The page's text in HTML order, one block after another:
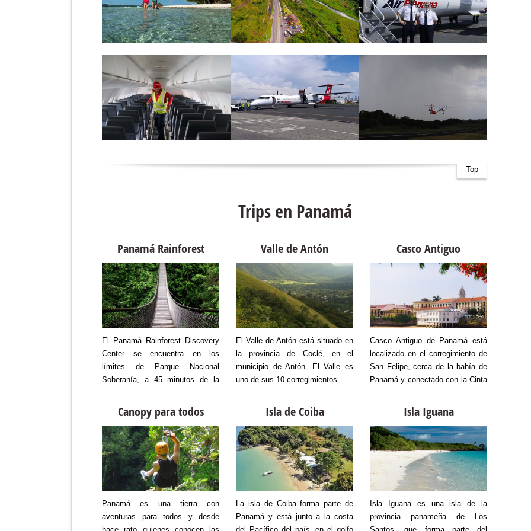
Top
Trips en Panamá
Panamá Rainforest
El Panamá Rainforest Discovery
Center se encuentra en los
límites de Parque Nacional
Soberanía, a 45 minutos de la
origen en la pasión de un grupo
de panameños y americanos
amantes de las aves, quienes
fundan en el año 2000 la
Fundación Avifauna Eugene
Eisenmann, en memoria del
primer ornitólogo panameño de
Canopy para todos
Panamá es una tierra con
aventuras para todos y desde
Valle de Antón
El Valle de Antón está situado en
la provincia de Coclé, en el
municipio de Antón. El Valle es
uno de sus 10 corregimientos.
Isla de Coiba
La isla de Coiba forma parte de
Panamá y está junto a la costa
Casco Antiguo
Casco Antiguo de Panamá está
localizado en el corregimiento de
San Felipe, cerca de la bahía de
Panamá y conectado con la Cinta
mudanza de la primera ciudad,
actual conjunto arqueológico
Panamá Viejo, luego del ataque
del pirata Henry Morgan en 1671.
Isla Iguana
Isla Iguana es una isla de la
provincia panameña de Los
La
hace
para
Luego
dos
en el
En